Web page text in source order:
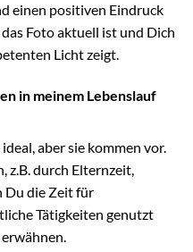
einen positiven Eindruck
Foto aktuell ist und Dich
Licht zeigt.
in meinem Lebenslauf
aber sie kommen vor.
z.B. durch Elternzeit,
Du die Zeit für
Tätigkeiten genutzt